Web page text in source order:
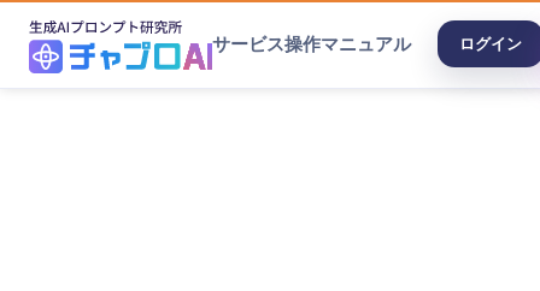
サービス操作マニュアル ログイン